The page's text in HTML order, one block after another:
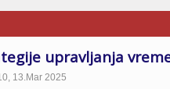
upravljanja
13.Mar 2025